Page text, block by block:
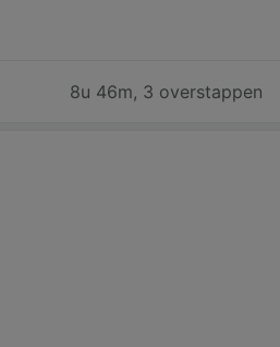
8u 46m, 3 overstappen